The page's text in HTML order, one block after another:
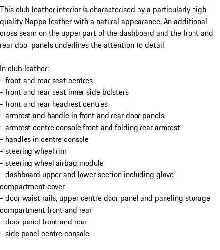
This club leather interior is characterised by a particularly high-
quality Nappa leather with a natural appearance. An additional
cross seam on the upper part of the dashboard and the front and
rear door panels underlines the attention to detail.
In club leather:
- front and rear seat centres
- front and rear seat inner side bolsters
- front and rear headrest centres
- armrest and handle in front and rear door panels
- armrest centre console front and folding rear armrest
- handles in centre console
- steering wheel rim
- steering wheel airbag module
- dashboard upper and lower section including glove
compartment cover
- door waist rails, upper centre door panel and paneling storage
compartment front and rear
- door panel front and rear
- side panel centre console